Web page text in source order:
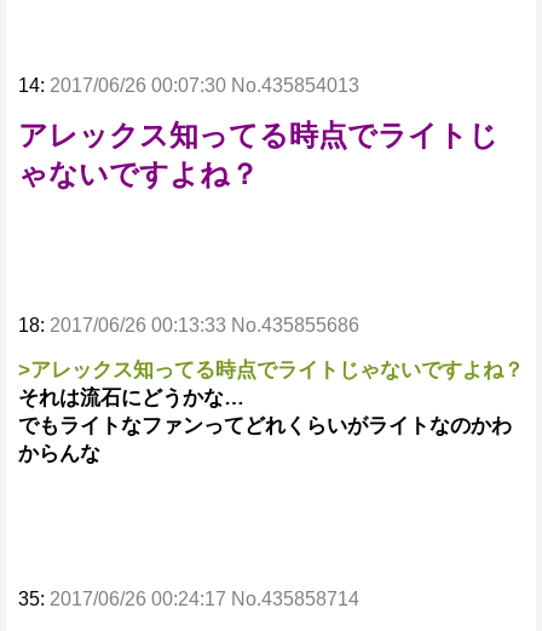
14: 2017/06/26 00:07:30 No.435854013
アレックス知ってる時点でライトじ
ゃないですよね？
18: 2017/06/26 00:13:33 No.435855686
>アレックス知ってる時点でライトじゃないですよね？
それは流石にどうかな…
でもライトなファンってどれくらいがライトなのかわ
からんな
35: 2017/06/26 00:24:17 No.435858714